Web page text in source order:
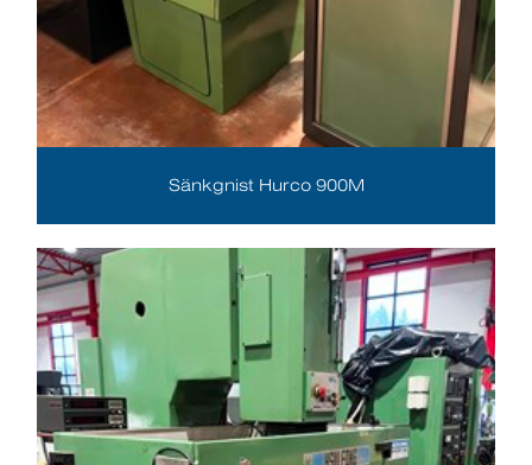
Sänkgnist Hurco 900M